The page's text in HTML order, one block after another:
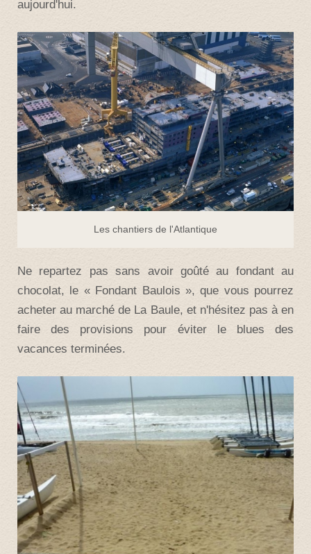
aujourd'hui.
Les chantiers de l'Atlantique
Ne repartez pas sans avoir goûté au fondant au
chocolat, le « Fondant Baulois », que vous pourrez
acheter au marché de La Baule, et n'hésitez pas à en
faire des provisions pour éviter le blues des
vacances terminées.